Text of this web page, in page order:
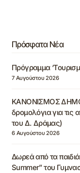
Πρόσφατα Νέα
Πρόγραμμα
7 Αυγούστου 2026
ΚΑΝΟΝΙΣΜΟΣ
δρομολόγια για τις
του Δ. Δράμας)
6 Αυγούστου 2026
Δωρεά από τα
Summer” του